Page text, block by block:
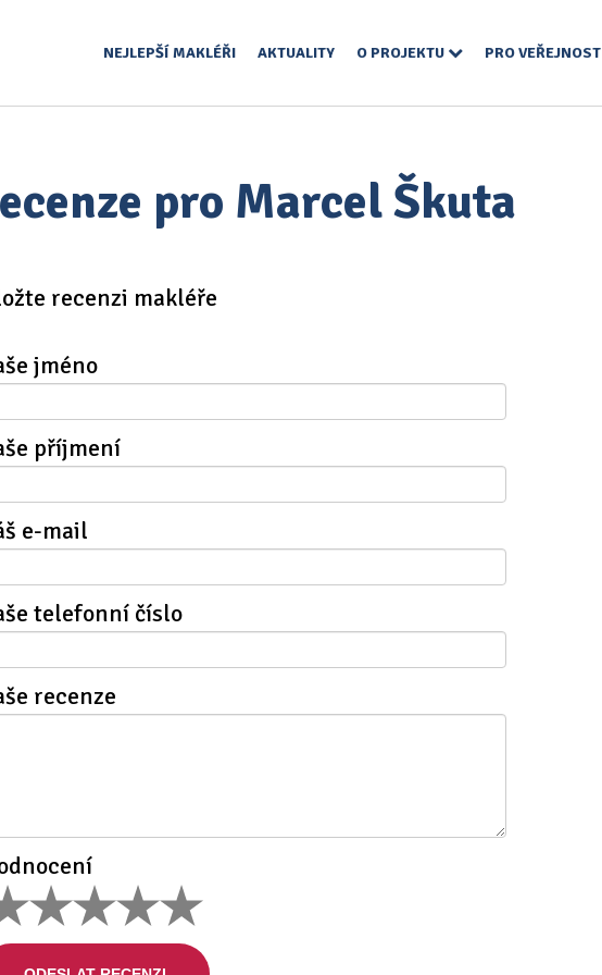
NEJLEPŠÍ MAKLÉŘI AKTUALITY O PROJEKTU PRO VEŘEJNOST
pro Marcel Škuta
recenzi makléře
jméno
příjmení
e-mail
telefonní číslo
recenze